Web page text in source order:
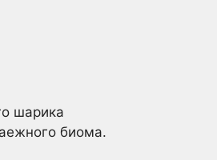
шарика
биома.